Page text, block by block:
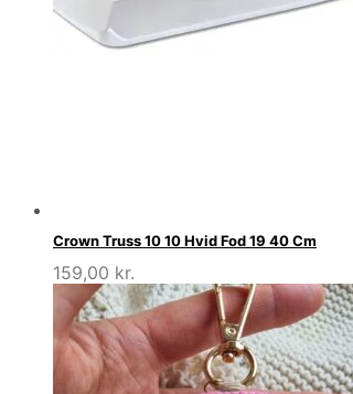
Crown Truss 10 10 Hvid Fod 19 40 Cm
159,00 kr.